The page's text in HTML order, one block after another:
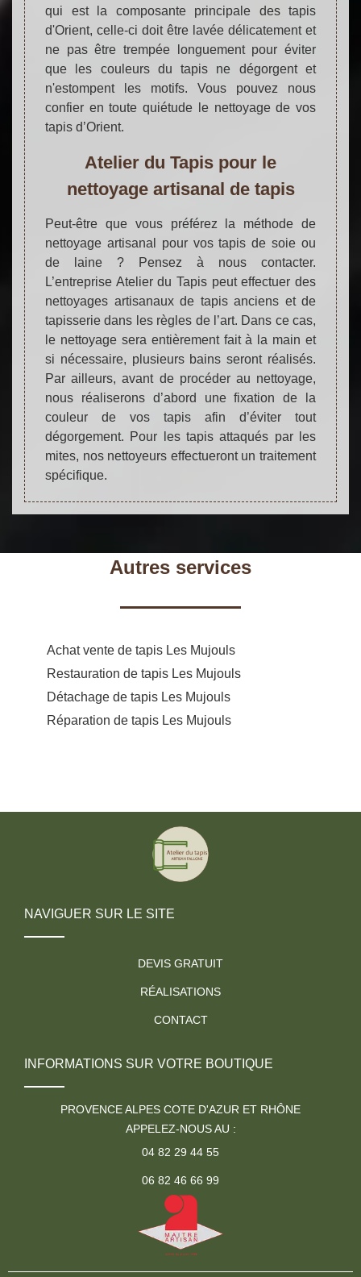
qui est la composante principale des tapis
d'Orient, celle-ci doit être lavée délicatement et
ne pas être trempée longuement pour éviter
que les couleurs du tapis ne dégorgent et
n'estompent les motifs. Vous pouvez nous
confier en toute quiétude le nettoyage de vos
tapis d’Orient.
Atelier du Tapis pour le
nettoyage artisanal de tapis
Peut-être que vous préférez la méthode de
nettoyage artisanal pour vos tapis de soie ou
de laine ? Pensez à nous contacter.
L’entreprise Atelier du Tapis peut effectuer des
nettoyages artisanaux de tapis anciens et de
tapisserie dans les règles de l’art. Dans ce cas,
le nettoyage sera entièrement fait à la main et
si nécessaire, plusieurs bains seront réalisés.
Par ailleurs, avant de procéder au nettoyage,
nous réaliserons d’abord une fixation de la
couleur de vos tapis afin d’éviter tout
dégorgement. Pour les tapis attaqués par les
mites, nos nettoyeurs effectueront un traitement
spécifique.
Autres services
Achat vente de tapis Les Mujouls
Restauration de tapis Les Mujouls
Détachage de tapis Les Mujouls
Réparation de tapis Les Mujouls
NAVIGUER SUR LE SITE
DEVIS GRATUIT
RÉALISATIONS
CONTACT
INFORMATIONS SUR VOTRE BOUTIQUE
PROVENCE ALPES COTE D'AZUR ET RHÔNE
APPELEZ-NOUS AU :
04 82 29 44 55
06 82 46 66 99